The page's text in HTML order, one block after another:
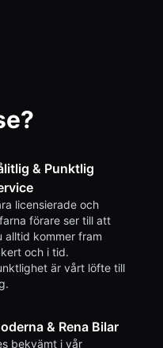
& Punktlig
licensierade och
förare ser till att
alltid kommer fram
och i tid.
är vårt löfte till
& Rena Bilar
bekvämt i vår